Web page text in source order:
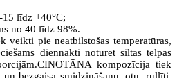
15 līdz +40°C;
no 40 līdz 98%.
veikti pie neatbilstošas temperatūras,
diennakti noturēt siltās telpās
kompozīcija tiek